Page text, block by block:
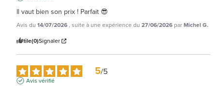
Il vaut bien son prix ! Parfait 😎
Avis du 14/07/2026, suite à une expérience du 27/06/2026 parMichel G.
Utile(0)Signaler
5/5
Avis vérifié